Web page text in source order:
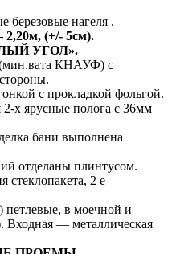
березовые нагеля .
(+/- 5см).
УГОЛ».
КНАУФ) с
с прокладкой фольгой.
х ярусные полога с 36мм
бани выполнена
отделаны плинтусом.
2 е
петлевые, в моечной и
Входная — металлическая